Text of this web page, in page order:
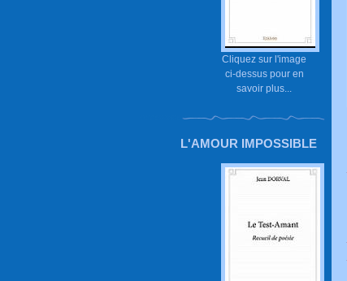
Cliquez sur l'image
ci-dessus pour en
savoir plus...
L'AMOUR IMPOSSIBLE